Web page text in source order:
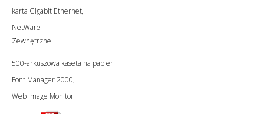
karta Gigabit Ethernet,
NetWare
Zewnętrzne:
500-arkuszowa kaseta na papier
Font Manager 2000,
Web Image Monitor